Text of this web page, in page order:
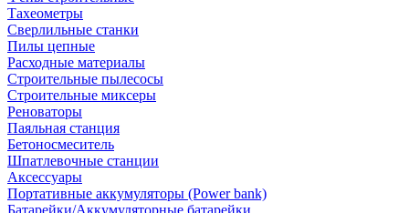
Тахеометры
Сверлильные станки
Пилы цепные
Расходные материалы
Строительные пылесосы
Строительные миксеры
Реноваторы
Паяльная станция
Бетоносмеситель
Шпатлевочные станции
Аксессуары
Портативные аккумуляторы (Power bank)
Батарейки/Аккумуляторные батарейки